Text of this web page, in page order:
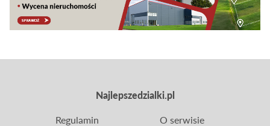
Najlepszedzialki.pl
Regulamin
O serwisie